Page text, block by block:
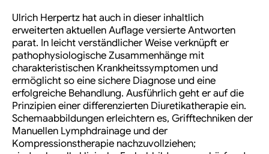
Ulrich Herpertz hat auch in dieser inhaltlich
erweiterten aktuellen Auflage versierte Antworten
parat. In leicht verständlicher Weise verknüpft er
pathophysiologische Zusammenhänge mit
charakteristischen Krankheitssymptomen und
ermöglicht so eine sichere Diagnose und eine
erfolgreiche Behandlung. Ausführlich geht er auf die
Prinzipien einer differenzierten Diuretikatherapie ein.
Schemaabbildungen erleichtern es, Grifftechniken der
Manuellen Lymphdrainage und der
Kompressionstherapie nachzuvollziehen;